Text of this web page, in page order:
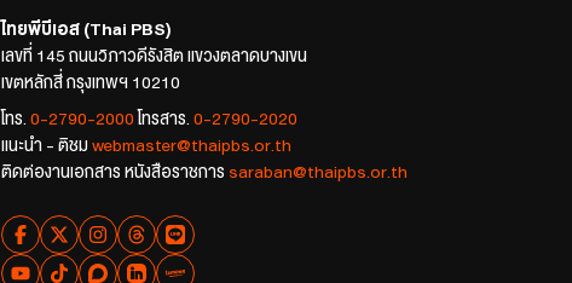
ไทยพีบีเอส (Thai PBS)
เลขที่ 145 ถนนวิภาวดีรังสิต แขวงตลาดบางเขน
เขตหลักสี่ กรุงเทพฯ 10210
โทร. 0-2790-2000 โทรสาร. 0-2790-2020
แนะนำ - ติชม webmaster@thaipbs.or.th
ติดต่องานเอกสาร หนังสือราชการ saraban@thaipbs.or.th